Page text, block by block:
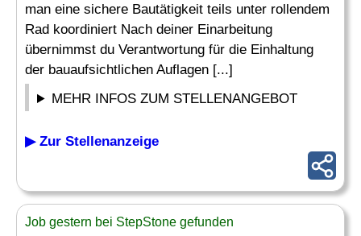
man eine sichere Bautätigkeit teils unter rollendem
Rad koordiniert Nach deiner Einarbeitung
übernimmst du Verantwortung für die Einhaltung
der bauaufsichtlichen Auflagen [...]
MEHR INFOS ZUM STELLENANGEBOT
▶ Zur Stellenanzeige
Job gestern bei StepStone gefunden